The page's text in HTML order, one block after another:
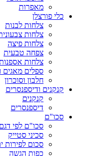
מאפרות
כלי פורצלן
צלחות לבנות
צלחות
צלחות פיצה
צפחה טבעית
צלחות
ספלים מאגים
חלבון וסוכרון
קנקנים ודיספנסרים
קנקנים
דיספנסרים
סכו"ם
סכו"ם לפי דגם
סכיני סטייק
סכום לפירות
כפות הגשה